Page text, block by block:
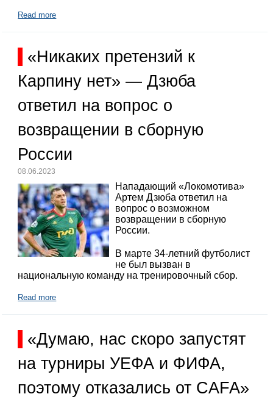
Read more
«Никаких претензий к
Карпину нет» — Дзюба
ответил на вопрос о
возвращении в сборную
России
08.06.2023
Нападающий «Локомотива»
Артем Дзюба ответил на
вопрос о возможном
возвращении в сборную
России.
В марте 34-летний футболист
не был вызван в
национальную команду на тренировочный сбор.
Read more
«Думаю, нас скоро запустят
на турниры УЕФА и ФИФА,
поэтому отказались от CAFA»